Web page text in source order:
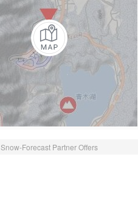
Snow-Forecast Partner Offers